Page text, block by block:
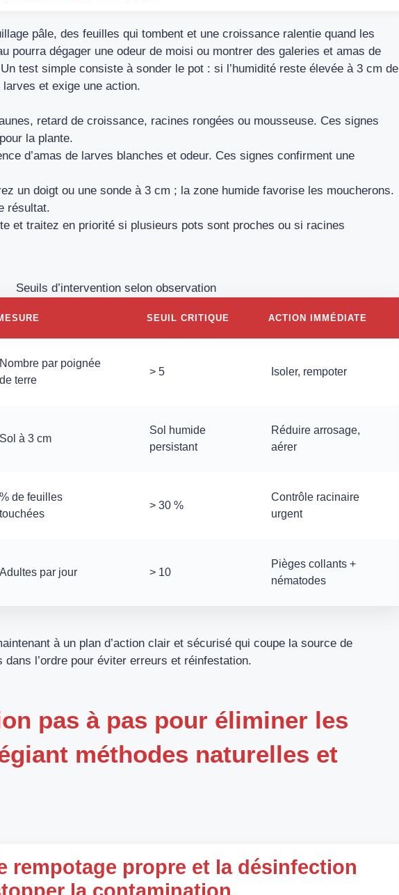
pâle, des feuilles qui tombent et une croissance ralentie quand les
pourra dégager une odeur de moisi ou montrer des galeries et amas de
test simple consiste à sonder le pot : si l’humidité reste élevée à 3 cm de
et exige une action.
retard de croissance, racines rongées ou mousseuse. Ces signes
la plante.
d’amas de larves blanches et odeur. Ces signes confirment une
un doigt ou une sonde à 3 cm ; la zone humide favorise les moucherons.
résultat.
et traitez en priorité si plusieurs pots sont proches ou si racines
Seuils d’intervention selon observation
SEUIL CRITIQUE ACTION IMMÉDIATE
Nombre par poignée
de terre
> 5 Isoler, rempoter
Sol à 3 cm
Sol humide
persistant
Réduire arrosage,
aérer
% de feuilles
touchées
> 30 %
Contrôle racinaire
urgent
Adultes par jour > 10
Pièges collants +
nématodes
à un plan d’action clair et sécurisé qui coupe la source de
l’ordre pour éviter erreurs et réinfestation.
pas à pas pour éliminer les
méthodes naturelles et
rempotage propre et la désinfection